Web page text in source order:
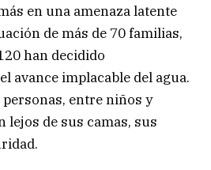
en una amenaza latente
de más de 70 familias,
han decidido
avance implacable del agua.
entre niños y
lejos de sus camas, sus